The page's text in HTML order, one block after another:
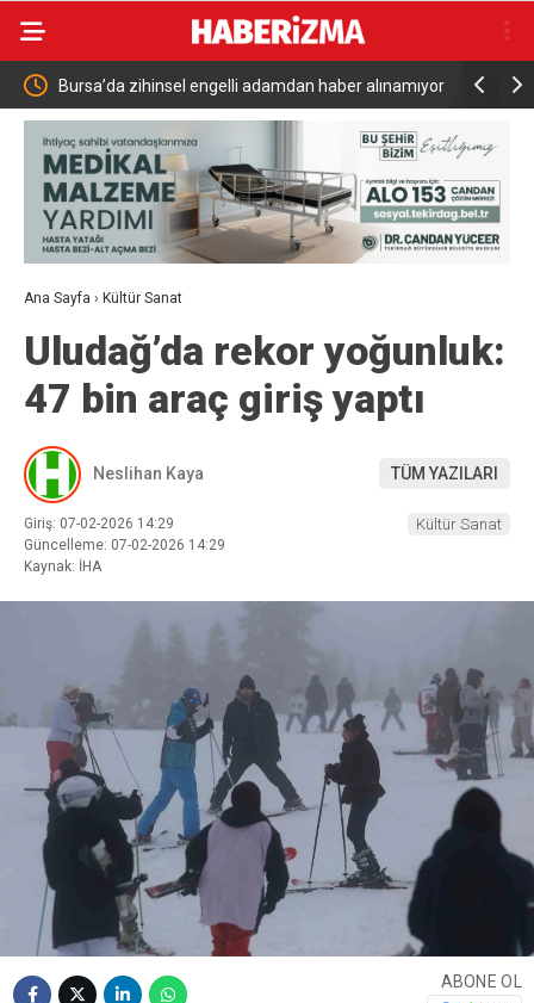
15 Bursa’da zihinsel engelli adamdan haber alınamıyor Türkiye
Savunma
Ana Sayfa › Kültür Sanat
Uludağ’da rekor yoğunluk:
47 bin araç giriş yaptı
Neslihan Kaya TÜM YAZILARI
Giriş: 07-02-2026 14:29
Güncelleme: 07-02-2026 14:29
Kaynak: İHA
Kültür Sanat
ABONE OL